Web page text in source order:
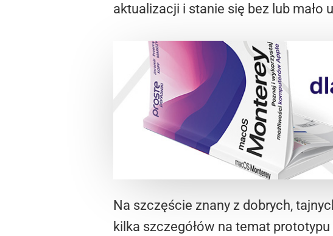
aktualizacji i stanie się bez lub mało
Na szczęście znany z dobrych,
kilka szczegółów na temat prototypu